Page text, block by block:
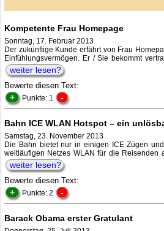
Kompetente Frau Homepage
Sonntag, 17. Februar 2013
Der zukünftige Kunde erfährt von Frau
Einfühlungsvermögen. Er / Sie bekommt
weiter lesen?
Bewerte diesen Text:
+ Punkte: 1 -
Bahn ICE WLAN Hotspot – ein
Samstag, 23. November 2013
Die Bahn bietet nur in einigen ICE Zügen
weitläufigen Netzes WLAN für die Reisenden
weiter lesen?
Bewerte diesen Text:
+ Punkte: 2 -
Barack Obama erster Gratulant